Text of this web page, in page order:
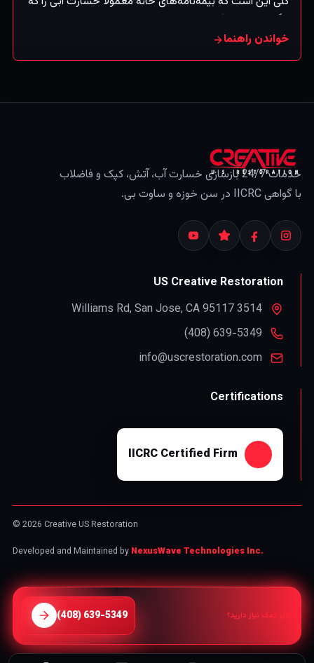
ناگهانی و تصادفی است پوشش می‌دهند — اما خسارت ناشی
از بی‌توجهی تدریجی یا سیل را نه (که دسته‌ای جداست). (این
اطلاعات عمومی است، نه مشاوره بیمه — همیشه بیمه‌نامه
خواندن راهنما
خدمات 24/7 بازسازی خسارت آب، آتش، کپک و فاضلاب
با گواهی IICRC در سن خوزه و ساوت بی.
US Creative Restoration
3514 Williams Rd
, San Jose, CA95117
info@uscrestoration.com
Certifications
IICRC Certified Firm
© 2026 Creative US Restoration
Developed and Maintained by NexusWave Technologies Inc.
الان کمک نیاز دارید؟ ⁦(408) 639-5349⁩